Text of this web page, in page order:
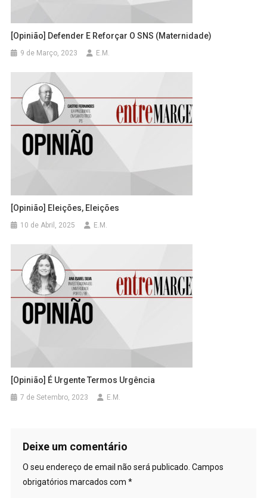
[Opinião] Defender E Reforçar O SNS (Maternidade)
9 de Março, 2023 E.M.
[Opinião] Eleições, Eleições
10 de Abril, 2025 E.M.
[Opinião] É Urgente Termos Urgência
7 de Setembro, 2023 E.M.
Deixe um comentário
O seu endereço de email não será publicado. Campos
obrigatórios marcados com *